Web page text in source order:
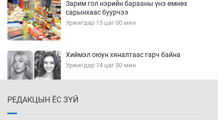
Зарим гол нэрийн барааны үнэ өмнөх
сарынхаас буурчээ
Уржигдар 15 цаг 00 мин
Хиймэл оюун хяналтаас гарч байна
Уржигдар 14 цаг 30 мин
РЕДАКЦЫН ЁС ЗҮЙ